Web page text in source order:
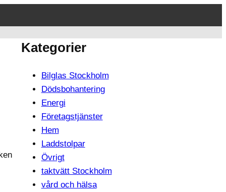
Kategorier
Bilglas Stockholm
Dödsbohantering
Energi
Företagstjänster
Hem
Laddstolpar
Övrigt
taktvätt Stockholm
vård och hälsa